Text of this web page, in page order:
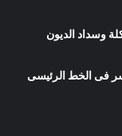
وسداد الديون
فى الخط الرئيسى